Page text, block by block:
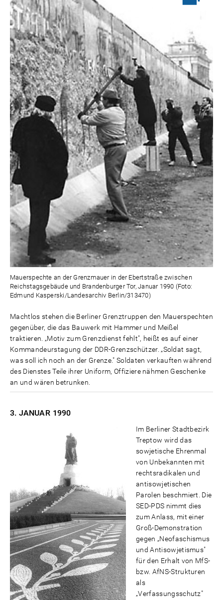
Mauerspechte an der Grenzmauer in der Ebertstraße zwischen
Reichstagsgebäude und Brandenburger Tor, Januar 1990 (Foto:
Edmund Kasperski/Landesarchiv Berlin/313470)
Machtlos stehen die Berliner Grenztruppen den Mauerspechten
gegenüber, die das Bauwerk mit Hammer und Meißel
traktieren. „Motiv zum Grenzdienst fehlt", heißt es auf einer
Kommandeurstagung der DDR-Grenzschützer. „Soldat sagt,
was soll ich noch an der Grenze." Soldaten verkauften während
des Dienstes Teile ihrer Uniform, Offiziere nähmen Geschenke
an und wären betrunken.
3. JANUAR 1990
Im Berliner Stadtbezirk
Treptow wird das
sowjetische Ehrenmal
von Unbekannten mit
rechtsradikalen und
antisowjetischen
Parolen beschmiert. Die
SED-PDS nimmt dies
zum Anlass, mit einer
Groß-Demonstration
gegen „Neofaschismus
und Antisowjetismus"
für den Erhalt von MfS-
bzw. AfNS-Strukturen
als
„Verfassungsschutz"